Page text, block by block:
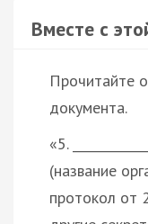
Вместе с
Прочитайте
документа.
«5.
(название
протокол от